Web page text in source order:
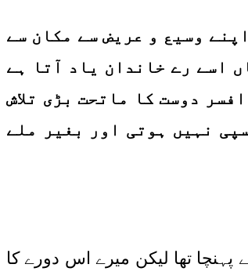
وسیع و عریض سے مکان سے
اسے رے خاندان یاد آتا ہے
دوست کا ماتحت بڑی تلاش
نہیں ہوتی اور بغیر ملے
تھا لیکن میرے اس دورے کا